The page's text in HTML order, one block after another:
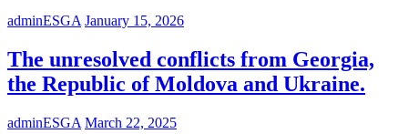
adminESGA January 15, 2026
The unresolved conflicts from Georgia,
the Republic of Moldova and Ukraine.
adminESGA March 22, 2025